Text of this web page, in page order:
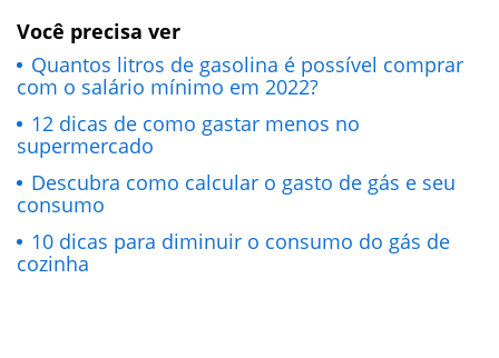
Você precisa ver
Quantos litros de gasolina é possível comprar
com o salário mínimo em 2022?
12 dicas de como gastar menos no
supermercado
Descubra como calcular o gasto de gás e seu
consumo
10 dicas para diminuir o consumo do gás de
cozinha